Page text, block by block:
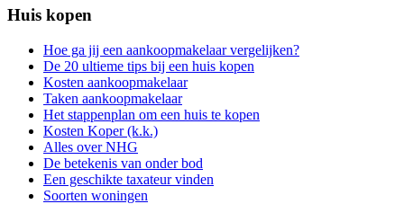
Huis kopen
Hoe ga jij een aankoopmakelaar vergelijken?
De 20 ultieme tips bij een huis kopen
Kosten aankoopmakelaar
Taken aankoopmakelaar
Het stappenplan om een huis te kopen
Kosten Koper (k.k.)
Alles over NHG
De betekenis van onder bod
Een geschikte taxateur vinden
Soorten woningen